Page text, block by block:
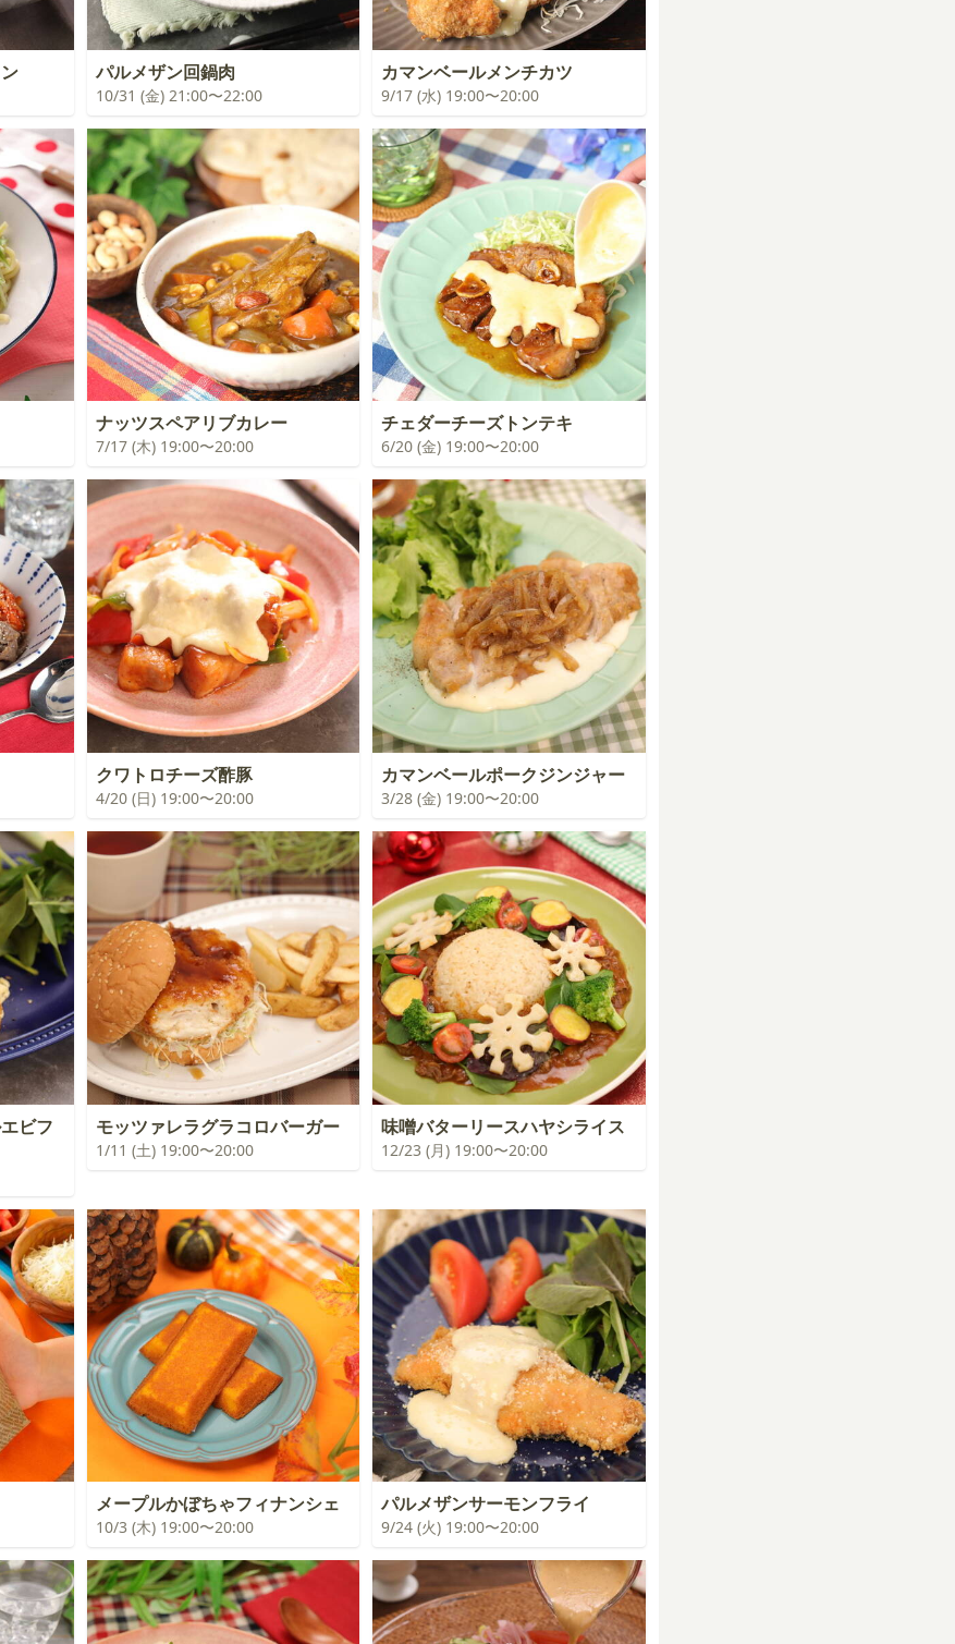
パルメザン回鍋肉
10/31 (金) 21:00〜22:00
カマンベールメンチカツ
9/17 (水) 19:00〜20:00
ナッツスペアリブカレー
7/17 (木) 19:00〜20:00
チェダーチーズトンテキ
6/20 (金) 19:00〜20:00
クワトロチーズ酢豚
4/20 (日) 19:00〜20:00
カマンベールポークジンジャー
3/28 (金) 19:00〜20:00
ビフ
モッツァレラグラコロバーガー
1/11 (土) 19:00〜20:00
味噌バターリースハヤシライス
12/23 (月) 19:00〜20:00
メープルかぼちゃフィナンシェ
10/3 (木) 19:00〜20:00
パルメザンサーモンフライ
9/24 (火) 19:00〜20:00